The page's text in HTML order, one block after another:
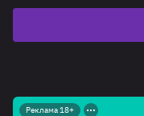
Реклама 18+